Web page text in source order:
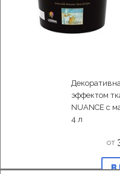
эффектом
NUANCE с
4 л
от
В